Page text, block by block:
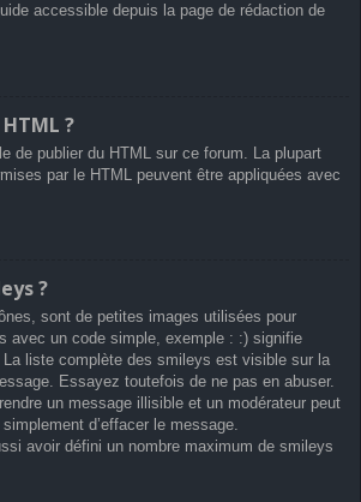
accessible depuis la page de rédaction de
?
de publier du HTML sur ce forum. La plupart
par le HTML peuvent être appliquées avec
?
sont de petites images utilisées pour
avec un code simple, exemple : :) signifie
liste complète des smileys est visible sur la
Essayez toutefois de ne pas en abuser.
un message illisible et un modérateur peut
d’effacer le message.
avoir défini un nombre maximum de smileys